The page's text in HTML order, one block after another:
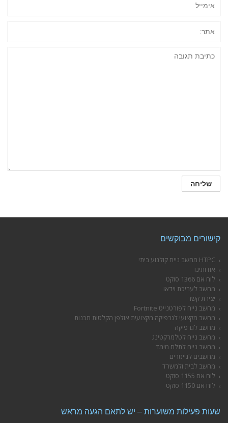
קישורים מבוקשים
HTPC מחשב נייח קולנוע ביתי
אודותינו
לוח אם 1366 סוקט
מחשב לעריכת וידאו
יצירת קשר
מחשב נייח לפורטנייט Fortnite
מחשב מקצועי לגרפיקה מקצועית אולפן הקלטות תכנות
מחשב לגרפיקה
מחשב נייח לטלמרקטינג
מחשב נייח לתלת מימד
מחשבים לגיימרים
מחשב לבית ולמשרד
לוח אם 1155 סוקט
לוח אם 1150 סוקט
שעות פעילות משוערות – יש לתאם הגעה מראש